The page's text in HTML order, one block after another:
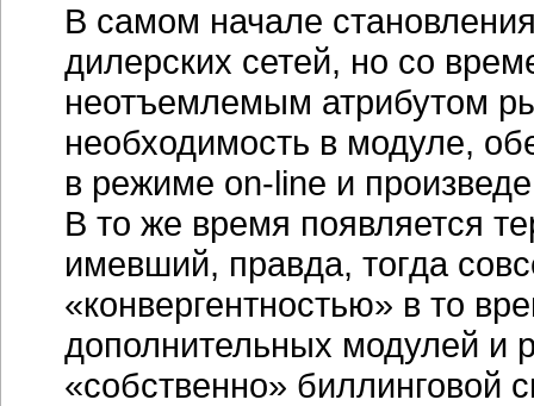
В самом начале
дилерских сетей, но со
неотъемлемым атрибутом
необходимость в модуле,
в режиме on-line и
В то же время появляется
имевший, правда, тогда
«конвергентностью» в то
дополнительных модулей и
«собственно» биллинговой